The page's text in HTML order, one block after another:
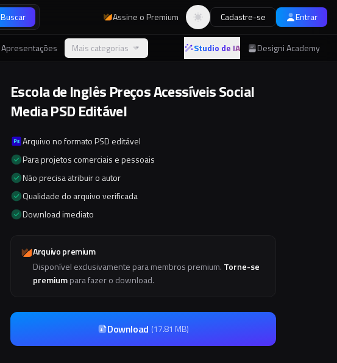
Buscar Assine o Premium Alternar tema
Cadastre-se Entrar
Apresentações Mais categorias Studio de IA Designi Academy
Escola de Inglês Preços Acessíveis Social
Media PSD Editável
Arquivo no formato PSD editável
Para projetos comerciais e pessoais
Não precisa atribuir o autor
Qualidade do arquivo verificada
Download imediato
Arquivo premium
Disponível exclusivamente para membros premium. Torne-se
premiumpara fazer o download.
Download (17.81 MB)